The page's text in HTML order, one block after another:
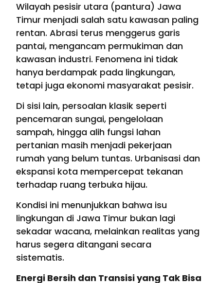
Wilayah pesisir utara (pantura) Jawa
Timur menjadi salah satu kawasan paling
rentan. Abrasi terus menggerus garis
pantai, mengancam permukiman dan
kawasan industri. Fenomena ini tidak
hanya berdampak pada lingkungan,
tetapi juga ekonomi masyarakat pesisir.
Di sisi lain, persoalan klasik seperti
pencemaran sungai, pengelolaan
sampah, hingga alih fungsi lahan
pertanian masih menjadi pekerjaan
rumah yang belum tuntas. Urbanisasi dan
ekspansi kota mempercepat tekanan
terhadap ruang terbuka hijau.
Kondisi ini menunjukkan bahwa isu
lingkungan di Jawa Timur bukan lagi
sekadar wacana, melainkan realitas yang
harus segera ditangani secara
sistematis.
Energi Bersih dan Transisi yang Tak Bisa